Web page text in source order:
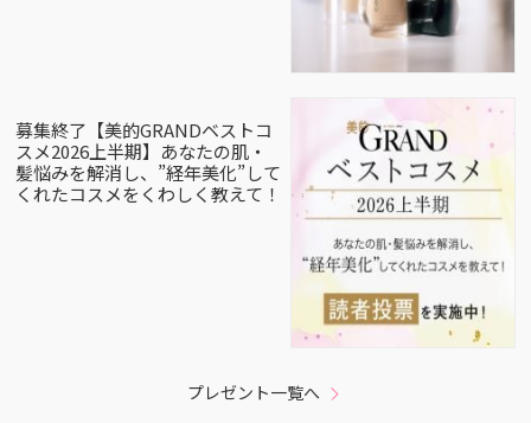
募集終了【美的GRANDベストコ
スメ2026上半期】あなたの肌・
髪悩みを解消し、”経年美化”して
くれたコスメをくわしく教えて！
プレゼント一覧へ